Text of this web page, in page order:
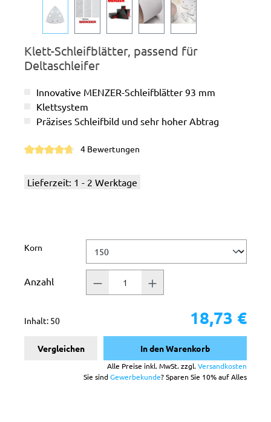
Klett-Schleifblätter, passend für
Deltaschleifer
Innovative MENZER-Schleifblätter 93 mm
Klettsystem
Präzises Schleifbild und sehr hoher Abtrag
4 Bewertungen
Lieferzeit: 1 - 2 Werktage
Korn
Anzahl
Inhalt: 50 18,73 €
Vergleichen In den Warenkorb
Alle Preise inkl. MwSt. zzgl.Versandkosten
Sie sindGewerbekunde? Sparen Sie 10% auf Alles